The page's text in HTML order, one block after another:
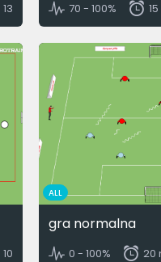
13 70 - 100%
10
ALL
gra normalna
0 - 100% 20